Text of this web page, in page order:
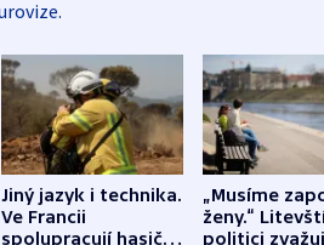
Jiný jazyk i technika.
Ve Francii
spolupracují hasiči z
„Musíme
ženy.“
politici